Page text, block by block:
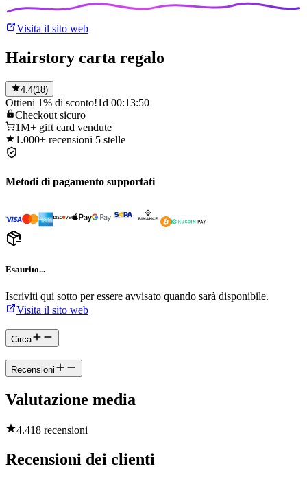
Visita il sito web
Hairstory carta regalo
4.4(18)
Ottieni 1% di sconto!1d 00:13:50
Checkout sicuro
1M+ gift card vendute
1.000+ recensioni 5 stelle
Metodi di pagamento supportati
Esaurito...
Iscriviti qui sotto per essere avvisato quando sarà disponibile.
Visita il sito web
Circa
Recensioni
Valutazione media
4.418 recensioni
Recensioni dei clienti